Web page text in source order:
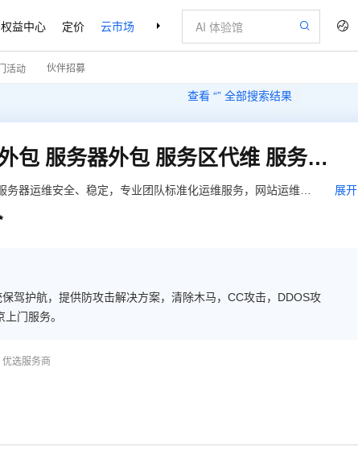
权益中心 定价 云市场 合作伙伴 支持与服务 了解阿里云
查看 “” 全部搜索结果
活动 伙伴招募
服务器代维 包年运维 运维外包 服务器外包 服务区代维 服务器运维 数据库维护 数据库代维
器运维安全、稳定，专业团队标准化运维服务，网站运维，
展开
驾护航，提供防攻击解决方案，清除木马，CC攻击，DDOS攻
门服务。
优选服务商